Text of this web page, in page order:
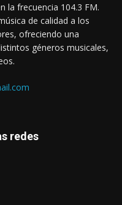
la frecuencia 104.3 FM.
de calidad a los
ofreciendo una
géneros musicales,
redes